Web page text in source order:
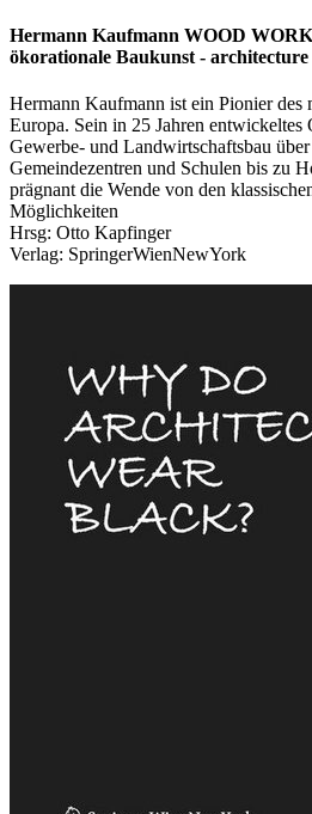
Hermann Kaufmann WOOD
ökorationale Baukunst -
Hermann Kaufmann ist ein Pionier des
Europa. Sein in 25 Jahren entwickeltes
Gewerbe- und Landwirtschaftsbau
Gemeindezentren und Schulen bis zu
prägnant die Wende von den
Möglichkeiten
Hrsg: Otto Kapfinger
Verlag: SpringerWienNewYork